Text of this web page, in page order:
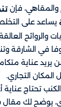
فإن
يساعد على
والروائح
في الشارقة
يريد عناية
المكان التجاري.
تحتاج
يوضح لك